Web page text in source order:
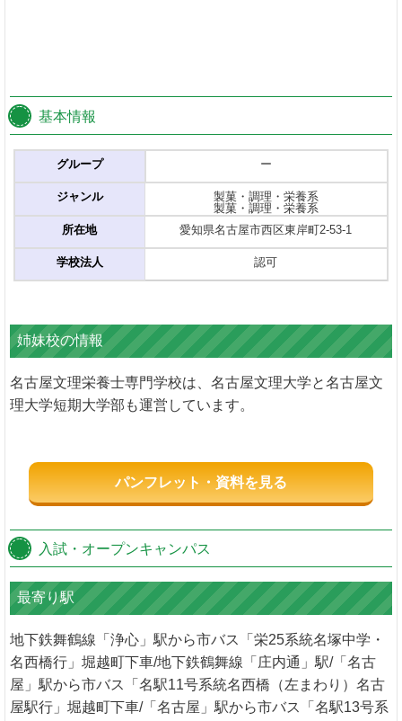
基本情報
グループ
ジャンル
所在地
学校法人
ー
製菓・調理・栄養系
製菓・調理・栄養系
愛知県名古屋市西区東岸町2-53-1
認可
姉妹校の情報
名古屋文理栄養士専門学校は、名古屋文理大学と名古屋文
理大学短期大学部も運営しています。
パンフレット・資料を見る
入試・オープンキャンパス
最寄り駅
地下鉄舞鶴線「浄心」駅から市バス「栄25系統名塚中学・
名西橋行」堀越町下車/地下鉄鶴舞線「庄内通」駅/「名古
屋」駅から市バス「名駅11号系統名西橋（左まわり）名古
屋駅行」堀越町下車/「名古屋」駅から市バス「名駅13号系